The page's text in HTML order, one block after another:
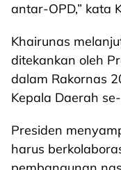
antar-OPD,” kata
Khairunas
ditekankan oleh
dalam Rakornas
Kepala Daerah
Presiden
harus